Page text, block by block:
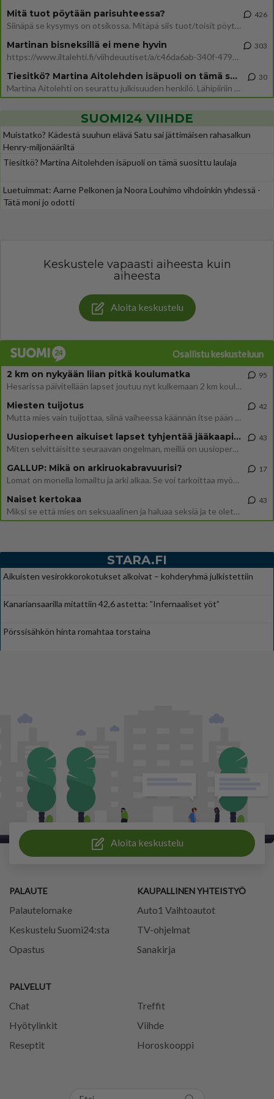
Mitä tuot pöytään parisuhteessa?
Siinäpä se kysymys on otsikossa. Mitäpä siis tuot/toisit pöytään parisuhteessa? Oletko mies vai nainen? Koetko sen mitä
426
Martinan bisneksillä ei mene hyvin
https://www.iltalehti.fi/viihdeuutiset/a/c46da6ab-340f-4790-aaa7-0865eed2336 Yrityksen konkurssihakemus on tullut kärä
303
Tiesitkö? Martina Aitolehden isäpuoli on tämä suosittu laulaja
Martina Aitolehti on seurattu julkisuuden henkilö. Lähipiiriin mahtuu muitakin tunnettuja henkilöitä. Tiesitkö, että Ma
30
SUOMI24 VIIHDE
Muistatko? Kädestä suuhun elävä Satu sai jättimäisen rahasalkun
Henry-miljonääriltä
Tiesitkö? Martina Aitolehden isäpuoli on tämä suosittu laulaja
Luetuimmat: Aarne Pelkonen ja Noora Louhimo vihdoinkin yhdessä -
Tätä moni jo odotti
Keskustele vapaasti aiheesta kuin
aiheesta
Aloita keskustelu
Osallistu keskusteluun
2 km on nykyään liian pitkä koulumatka
Hesarissa päivitellään lapset joutuu nyt kulkemaan 2 km kouluun jösses. Ruostefillarilla tuo matka menee vaikka miten äk
95
Miesten tuijotus
Mutta mies vain tuijottaa, siinä vaiheessa käännän itse pään pois. Mikä juttu? Yleensä jos joku tuijottaa tai katsoo, hä
42
Uusioperheen aikuiset lapset tyhjentää jääkaapin käydessään
Miten selvittäisitte seuraavan ongelman, meillä on uusioperhe, minulla teini-ikäiset lapset ja puolisolla aikuiset, jotk
43
GALLUP: Mikä on arkiruokabravuurisi?
Lomat on monella lomailtu ja arki alkaa. Se voi tarkoittaa myös sitä, että grillailut on grillattu ja palataan arjen ruo
17
Naiset kertokaa
Miksi se että mies on seksuaalinen ja haluaa seksiä ja te olette hänen mielestänne haluttava on vastenmielistä? Mikä sii
43
STARA.FI
Aikuisten vesirokkorokotukset alkoivat – kohderyhmä julkistettiin
Kanariansaarilla mitattiin 42,6 astetta: ”Infernaaliset yöt”
Pörssisähkön hinta romahtaa torstaina
Aloita keskustelu
PALAUTE
Palautelomake
Keskustelu Suomi24:sta
Opastus
PALVELUT
Chat
Treffit
Hyötylinkit
Viihde
Reseptit
Horoskooppi
KAUPALLINEN YHTEISTYÖ
Auto1 Vaihtoautot
TV-ohjelmat
Sanakirja